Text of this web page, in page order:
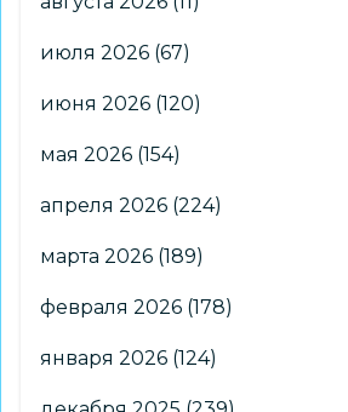
июля 2026 (67)
июня 2026 (120)
мая 2026 (154)
апреля 2026 (224)
марта 2026 (189)
февраля 2026 (178)
января 2026 (124)